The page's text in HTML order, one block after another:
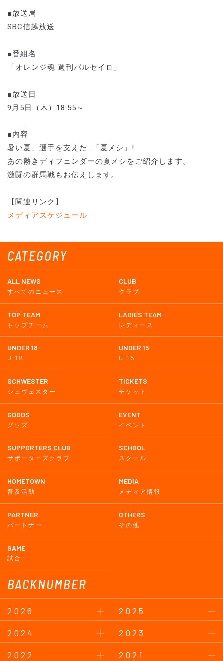
CATEGORY
ALL NEWS
すべてのニュース
CLUB
クラブ
TOP TEAM
トップチーム
LADIES TEAM
レディース
UNDER 18
U-18
UNDER 15
U-15
SCHWESTER
シュヴェスター
TICKETS
チケット
GOODS
グッズ
EVENT
イベント
SUPPORTERS CLUB
サポーターズクラブ
SCHOOL
スクール
HOMETOWN
普及活動
MEDIA
メディア情報
PARTNER
パートナー
OTHERS
その他
GAME
試合
BACKNUMBER
2026
2025
2024
2023
2022
2021
■放送局
SBC信越放送
■番組名
「オレンジ魂 週刊パルセイロ」
■放送日
9月5日（木）18:55～
■内容
暑い夏、選手を支えた…「夏メシ」!
あの熱きディフェンダーの夏メシをご紹介します。
激闘の群馬戦もお伝えします。
【関連リンク】
メディアスケジュール